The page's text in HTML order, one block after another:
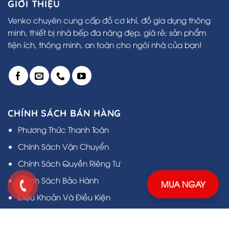
GIỚI THIỆU
Venko chuyên cung cấp đồ cơ khí, đồ gia dụng thông
minh, thiết bị nhà bếp đa năng đẹp, giá rẻ; sản phẩm
tiện ích, thông minh, an toàn cho ngôi nhà của bạn!
CHÍNH SÁCH BÁN HÀNG
Phương Thức Thanh Toán
Chính Sách Vận Chuyển
Chính Sách Quyền Riêng Tư
Chính Sách Bảo Hành
Điều Khoản Và Điều Kiện
MUA NGAY